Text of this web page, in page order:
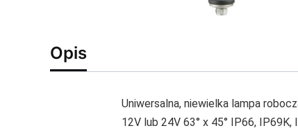
Opis
Uniwersalna, niewielka lampa
12V lub 24V 63° x 45° IP66, IP69K,